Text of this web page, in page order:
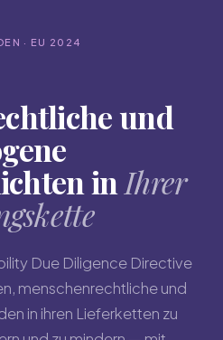
· EU 2024
und
in Ihrer
Due Diligence Directive
menschenrechtliche und
in ihren Lieferketten zu